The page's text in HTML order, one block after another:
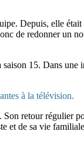
Depuis, elle était
de redonner un
15. Dans une
à la télévision.
Son retour régulier
et de sa vie